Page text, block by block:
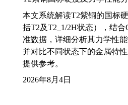
本文系统解读T2紫铜的国标
括T2及T2_1/2H状态），结合
准数据，详细分析其力学性
并对比不同状态下的金属特
提供参考。
2026年8月4日